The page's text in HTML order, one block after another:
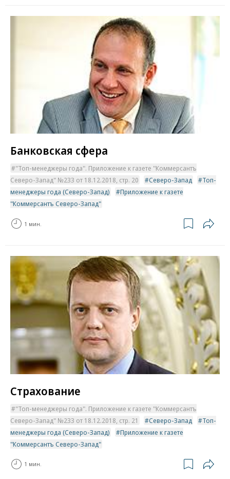
Банковская сфера
"Топ-менеджеры года". Приложение к газете "Коммерсантъ
Северо-Запад" №233 от 18.12.2018, стр. 20
Северо-Запад
Топ-
менеджеры года (Северо-Запад)
Приложение к газете
"Коммерсантъ Северо-Запад"
1 мин.
Страхование
"Топ-менеджеры года". Приложение к газете "Коммерсантъ
Северо-Запад" №233 от 18.12.2018, стр. 21
Северо-Запад
Топ-
менеджеры года (Северо-Запад)
Приложение к газете
"Коммерсантъ Северо-Запад"
1 мин.